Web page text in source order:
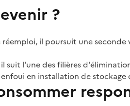
?
il poursuit une seconde
suit l'une des filières
en installation de stockage